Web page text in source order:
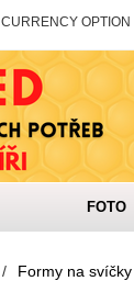
OPTION
FOTO
/ Formy na svíčky